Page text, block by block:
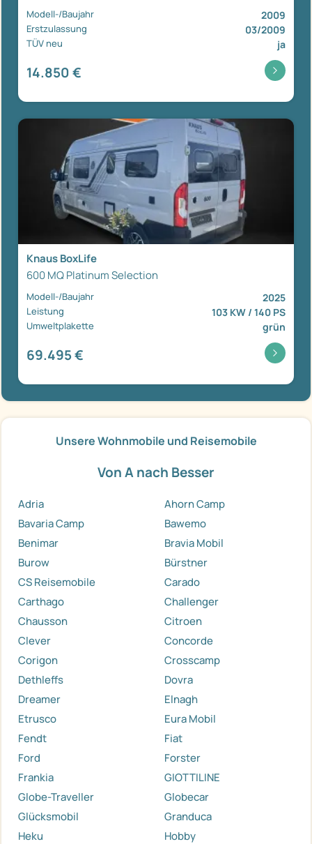
Modell-/Baujahr 2009
Erstzulassung 03/2009
TÜV neu ja
14.850 €
Knaus BoxLife
600 MQ Platinum Selection
Modell-/Baujahr 2025
Leistung 103 KW / 140 PS
Umweltplakette grün
69.495 €
Unsere Wohnmobile und Reisemobile
Von A nach Besser
Adria
Ahorn Camp
Bavaria Camp
Bawemo
Benimar
Bravia Mobil
Burow
Bürstner
CS Reisemobile
Carado
Carthago
Challenger
Chausson
Citroen
Clever
Concorde
Corigon
Crosscamp
Dethleffs
Dovra
Dreamer
Elnagh
Etrusco
Eura Mobil
Fendt
Fiat
Ford
Forster
Frankia
GIOTTILINE
Globe-Traveller
Globecar
Glücksmobil
Granduca
Heku
Hobby